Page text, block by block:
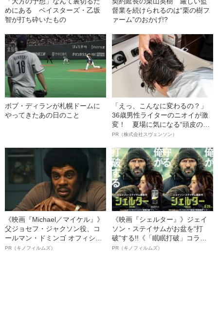
めにある ベイスターズ・乙坂
智が打ち砕いたもの
督業を続けられるのは“栗の樹フ
ァーム”のおかげ!?
ボブ・ディランが札幌ドームに
やってきたあの日のこと
「えっ、こんなに変わるの？」
36歳男性ライターのニオイが激
変！ 夏場に気になる“頭皮のニ
オイ”や“ベタつき”を解消す
ト”が生み出した徹底ケアとは
PR（株式会社スヴェンソン）
《映画『Michael／マイケル』》
父ジョセフ・ジャクソン役、コ
ールマン・ドミンゴ オフィシャ
ルインタビュー“観客を魅了した
PR（キノフィルムズ）
《映画『シェルター』》ジェイ
ソン・ステイサムがお盆を“打
破”する!!《「眠眠打破」コラ
ボ》
PR（キノフィルムズ）